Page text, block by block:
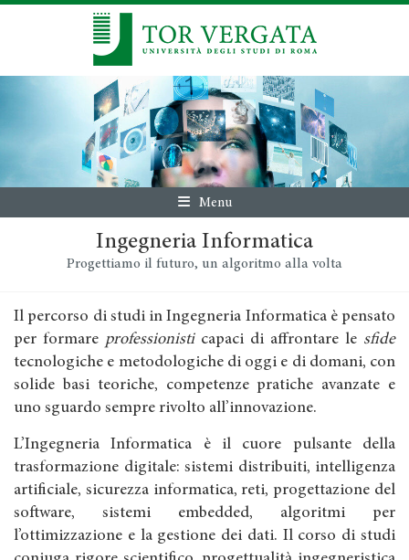
Menu
Ingegneria Informatica
Progettiamo il futuro, un algoritmo alla volta
Il percorso di studi in Ingegneria Informatica è pensato
per formare professionisticapaci di affrontare le sfide
tecnologiche e metodologiche di oggi e di domani, con
solide basi teoriche, competenze pratiche avanzate e
uno sguardo sempre rivolto all’innovazione.
L’Ingegneria Informatica è il cuore pulsante della
trasformazione digitale: sistemi distribuiti, intelligenza
artificiale, sicurezza informatica, reti, progettazione del
software, sistemi embedded, algoritmi per
l’ottimizzazione e la gestione dei dati. Il corso di studi